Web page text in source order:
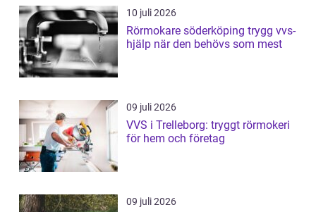
10 juli 2026
Rörmokare söderköping trygg vvs-
hjälp när den behövs som mest
09 juli 2026
VVS i Trelleborg: tryggt rörmokeri
för hem och företag
09 juli 2026